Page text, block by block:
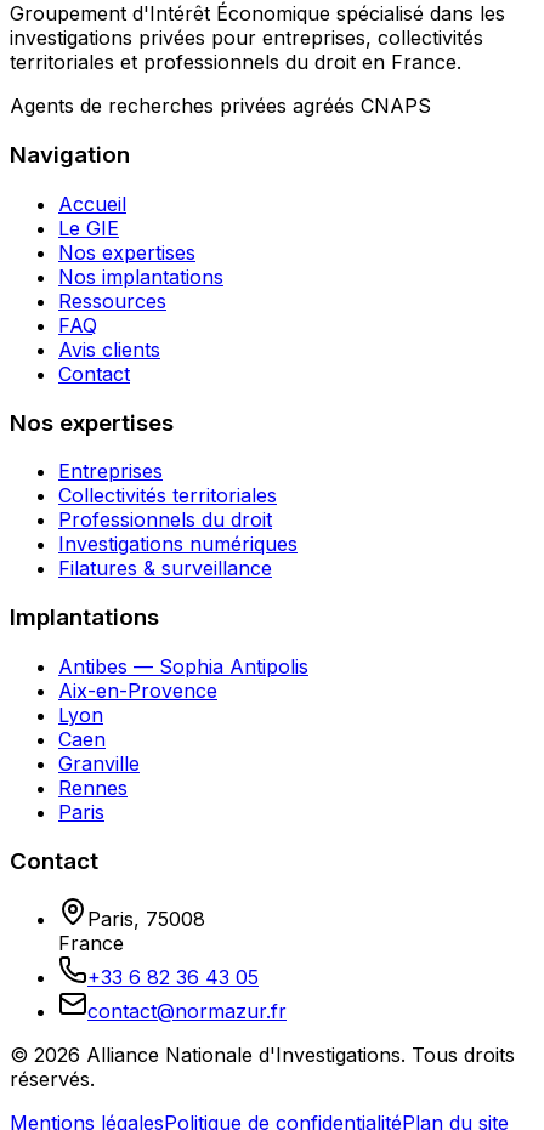
Groupement d'Intérêt Économique spécialisé dans les
investigations privées pour entreprises, collectivités
territoriales et professionnels du droit en France.
Agents de recherches privées agréés CNAPS
Navigation
Accueil
Le GIE
Nos expertises
Nos implantations
Ressources
FAQ
Avis clients
Contact
Nos expertises
Entreprises
Collectivités territoriales
Professionnels du droit
Investigations numériques
Filatures & surveillance
Implantations
Antibes — Sophia Antipolis
Aix-en-Provence
Lyon
Caen
Granville
Rennes
Paris
Contact
Paris, 75008
France
+33 6 82 36 43 05
contact@normazur.fr
© 2026 Alliance Nationale d'Investigations. Tous droits
réservés.
Mentions légalesPolitique de confidentialitéPlan du site